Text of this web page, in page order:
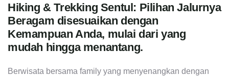
Hiking & Trekking Sentul: Pilihan Jalurnya
Beragam disesuaikan dengan
Kemampuan Anda, mulai dari yang
mudah hingga menantang.
Berwisata bersama family yang menyenangkan dengan